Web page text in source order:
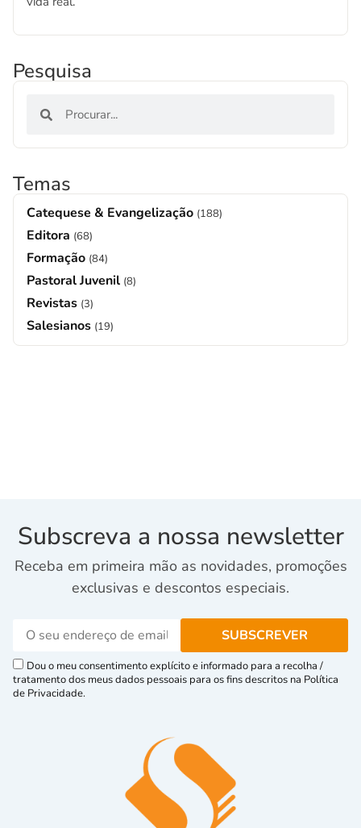
Pesquisa
Temas
Catequese & Evangelização (188)
Editora (68)
Formação (84)
Pastoral Juvenil (8)
Revistas (3)
Salesianos (19)
Subscreva a nossa newsletter
Receba em primeira mão as novidades, promoções
exclusivas e descontos especiais.
Dou o meu consentimento explícito e informado para a recolha /
tratamento dos meus dados pessoais para os fins descritos na Política
de Privacidade.